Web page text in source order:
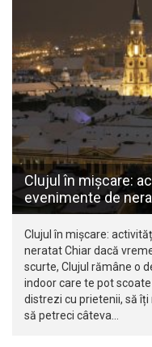
Clujul în mișcare:
evenimente de
Clujul în mișcare:
neratat Chiar dacă
scurte, Clujul rămâne o
indoor care te pot
distrezi cu prietenii, să
să petreci câteva…